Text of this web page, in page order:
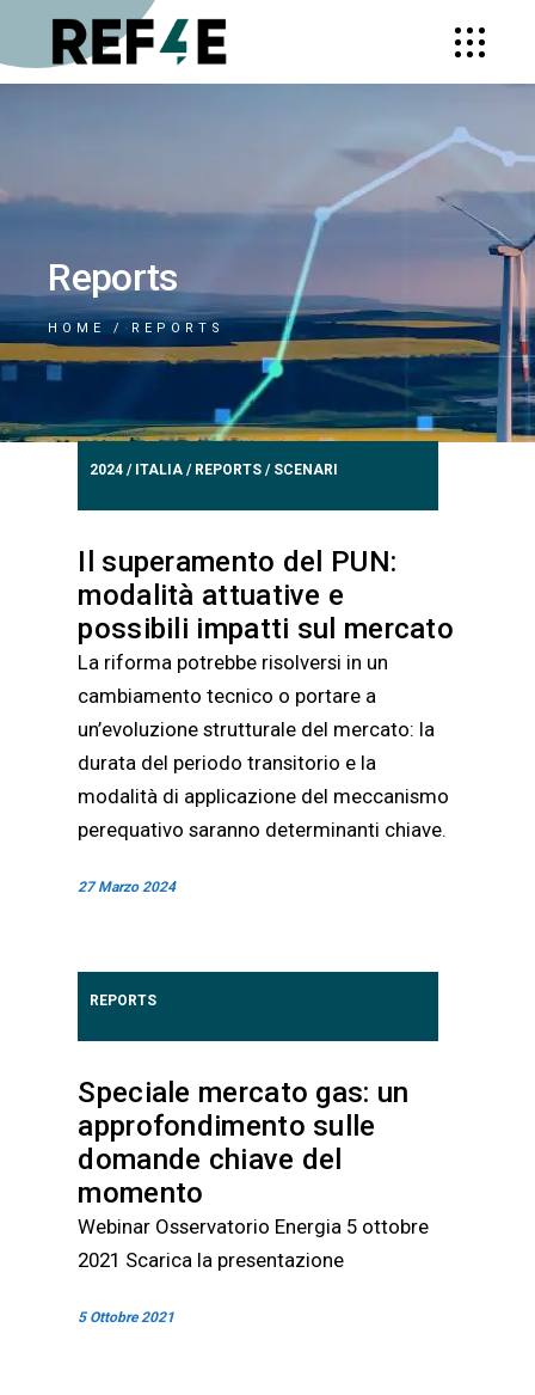
Reports
HOME REPORTS
2024 / ITALIA / REPORTS / SCENARI
Il superamento del PUN:
modalità attuative e
possibili impatti sul mercato
La riforma potrebbe risolversi in un
cambiamento tecnico o portare a
un’evoluzione strutturale del mercato: la
durata del periodo transitorio e la
modalità di applicazione del meccanismo
perequativo saranno determinanti chiave.
27 Marzo 2024
REPORTS
Speciale mercato gas: un
approfondimento sulle
domande chiave del
momento
Webinar Osservatorio Energia 5 ottobre
2021 Scarica la presentazione
5 Ottobre 2021